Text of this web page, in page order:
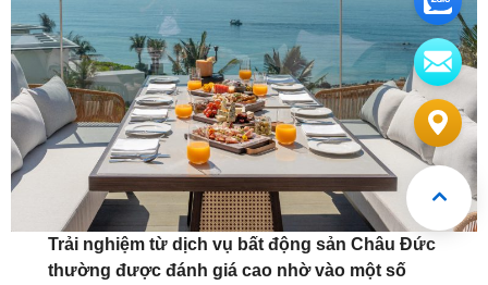
Trải nghiệm từ dịch vụ bất động sản Châu Đức
thường được đánh giá cao nhờ vào một số